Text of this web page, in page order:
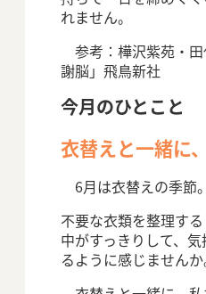
れません。
参考：樺沢紫苑・
謝脳」飛鳥新社
今月のひとこと
衣替えと一緒に
6月は衣替えの季節。
不要な衣類を整理す
中がすっきりして、
るように感じませんか